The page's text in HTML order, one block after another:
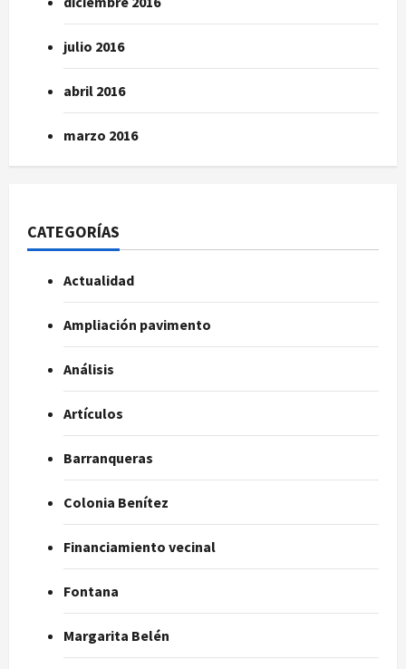
julio 2016
abril 2016
marzo 2016
CATEGORÍAS
Actualidad
Ampliación pavimento
Análisis
Artículos
Barranqueras
Colonia Benítez
Financiamiento vecinal
Fontana
Margarita Belén